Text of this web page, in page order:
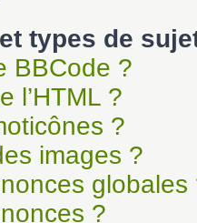
types de
BBCode ?
l’HTML ?
?
images ?
globales
?